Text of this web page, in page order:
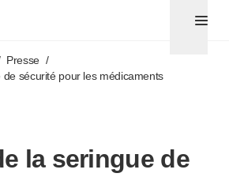
stylos et seringues avec aiguilles
Pentips
Plus
Presse /
sécurité pour les médicaments
la seringue de